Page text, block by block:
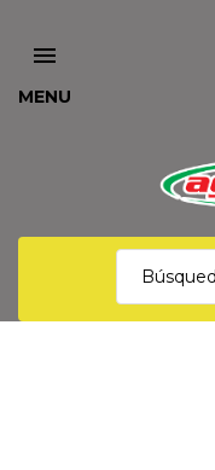

MENU